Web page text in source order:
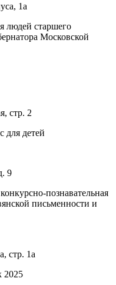
1а
людей старшего
Московской
стр. 2
для детей
9
познавательная
письменности и
стр. 1а
2025